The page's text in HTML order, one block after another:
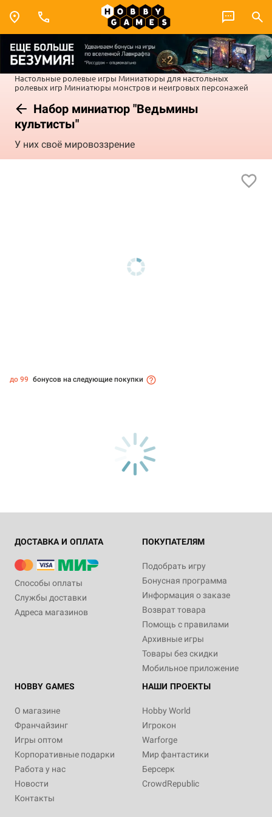
Настольные ролевые игры Миниатюры для настольных
ролевых игр Миниатюры монстров и неигровых персонажей
Набор миниатюр "Ведьмины
культисты"
У них своё мировоззрение
до 99 бонусов на следующие покупки
ДОСТАВКА И ОПЛАТА
Способы оплаты
Службы доставки
Адреса магазинов
ПОКУПАТЕЛЯМ
Подобрать игру
Бонусная программа
Информация о заказе
Возврат товара
Помощь с правилами
Архивные игры
Товары без скидки
Мобильное приложение
HOBBY GAMES
О магазине
Франчайзинг
Игры оптом
Корпоративные подарки
Работа у нас
Новости
Контакты
НАШИ ПРОЕКТЫ
Hobby World
Игрокон
Warforge
Мир фантастики
Берсерк
CrowdRepublic